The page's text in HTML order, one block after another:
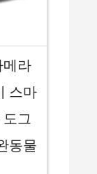
라
스마
그
동물